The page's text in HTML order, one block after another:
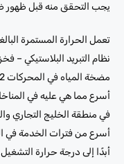
يجب التحقق منه قبل ظهور
نظام التبريد البلاستيكي –
أسرع مما هي عليه في
أسرع من فترات الخدمة في
أبدًا إلى درجة حرارة